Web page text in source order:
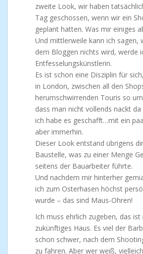
zweite Look, wir haben
Tag geschossen, wenn wir ein
geplant hatten. Was mir einiges
Und mittlerweile kann ich sagen,
dem Bloggen nichts wird, werde
Entfesselungskünstlerin.
Es ist schon eine Disziplin für
in London, zwischen all den
herumschwirrenden Touris so
dass man nicht vollends nackt
ich habe es geschafft…mit ein
aber immerhin.
Dieser Look entstand übrigens
Baustelle, was zu einer Menge
seitens der Bauarbeiter führte.
Und nachdem mir hinterher
ich zum Osterhasen höchst
wurde – das sind Maus-Ohren!
Ich muss ehrlich zugeben, das ist
zukünftiges Haus. Es viel der
schon schwer, nach dem
zu fahren. Aber wer weiß,